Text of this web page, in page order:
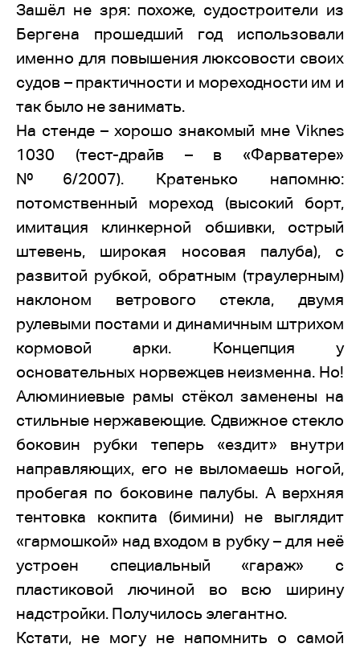
Зашёл не зря: похоже, судостроители из
Бергена прошедший год использовали
именно для повышения люксовости своих
судов – практичности и мореходности им и
так было не занимать.
На стенде – хорошо знакомый мне Viknes
1030 (тест-драйв – в «Фарватере»
№6/2007). Кратенько напомню:
потомственный мореход (высокий борт,
имитация клинкерной обшивки, острый
штевень, широкая носовая палуба), с
развитой рубкой, обратным (траулерным)
наклоном ветрового стекла, двумя
рулевыми постами и динамичным штрихом
кормовой арки. Концепция у
основательных норвежцев неизменна. Но!
Алюминиевые рамы стёкол заменены на
стильные нержавеющие. Сдвижное стекло
боковин рубки теперь «ездит» внутри
направляющих, его не выломаешь ногой,
пробегая по боковине палубы. А верхняя
тентовка кокпита (бимини) не выглядит
«гармошкой» над входом в рубку – для неё
устроен специальный «гараж» с
пластиковой лючиной во всю ширину
надстройки. Получилось элегантно.
Кстати, не могу не напомнить о самой